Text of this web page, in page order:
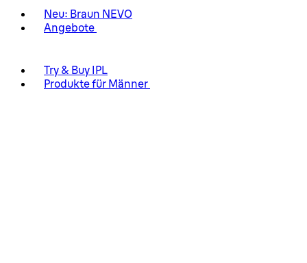
Neu: Braun NEVO
Angebote
Try & Buy IPL
Produkte für Männer